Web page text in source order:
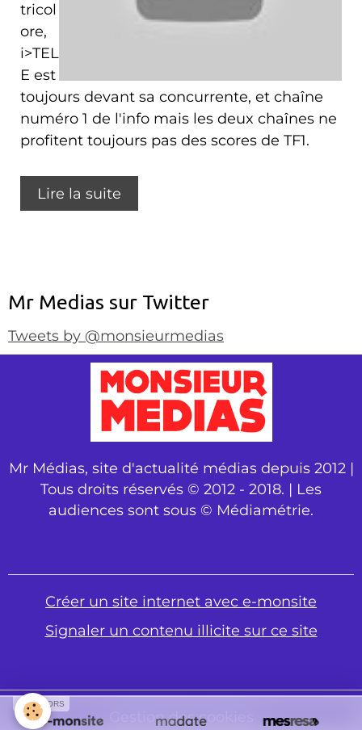
tricol
ore,
i>TEL
E est
toujours devant sa concurrente, et chaîne
numéro 1 de l'info mais les deux chaînes ne
profitent toujours pas des scores de TF1.
Lire la suite
Mr Medias sur Twitter
Tweets by @monsieurmedias
Mr Médias, site d'actualité médias depuis 2012 |
Tous droits réservés © 2012 - 2018. | Les
audiences sont sous © Médiamétrie.
Créer un site internet avec e-monsite
Signaler un contenu illicite sur ce site
Gestion des cookies
SPONSORS